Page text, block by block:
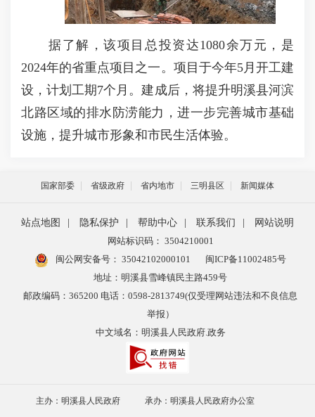
据了解，该项目总投资达1080余万元，是
2024年的省重点项目之一。项目于今年5月开工建
设，计划工期7个月。建成后，将提升明溪县河滨
北路区域的排水防涝能力，进一步完善城市基础
设施，提升城市形象和市民生活体验。
国家部委 省级政府 省内地市 三明县区 新闻媒体
站点地图 隐私保护 帮助中心 联系我们
网站说明
网站标识码： 3504210001
闽公网安备号： 35042102000101
闽ICP备11002485号
地址：明溪县雪峰镇民主路459号
邮政编码：365200 电话：0598-2813749(仅受理网站违法和不良信息
举报）
中文域名：明溪县人民政府.政务
主办：明溪县人民政府 承办：明溪县人民政府办公室